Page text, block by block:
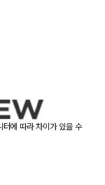
터에 따라 차이가 있을 수